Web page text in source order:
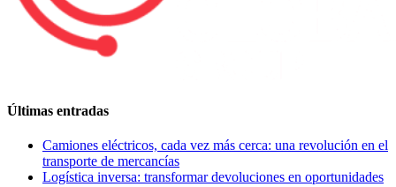
Últimas entradas
Camiones eléctricos, cada vez más cerca: una revolución en el
transporte de mercancías
Logística inversa: transformar devoluciones en oportunidades